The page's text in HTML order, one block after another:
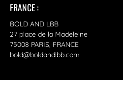
FRANCE :
BOLD AND LBB
27 place de la Madeleine
75008 PARIS, FRANCE
bold@boldandlbb.com